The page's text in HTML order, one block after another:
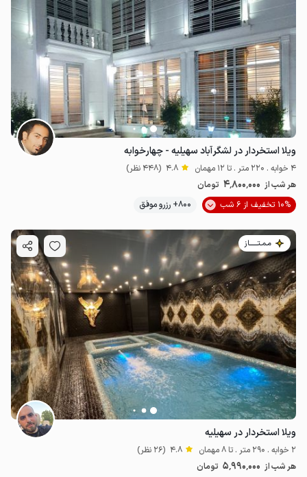
ویلا استخردار در لشگرآباد سهیلیه - چهارخوابه
4 خوابه . 220 متر . تا 12 مهمان 4.8 (448 نظر)
هر شب از 4٬800٬000 تومان
10% تخفیف از 6 شب
800+ رزرو موفق
مـمـتــــــاز
ویلا استخردار در سهیلیه
2 خوابه . 290 متر . تا 8 مهمان 4.8 (26 نظر)
هر شب از 5٬990٬000 تومان